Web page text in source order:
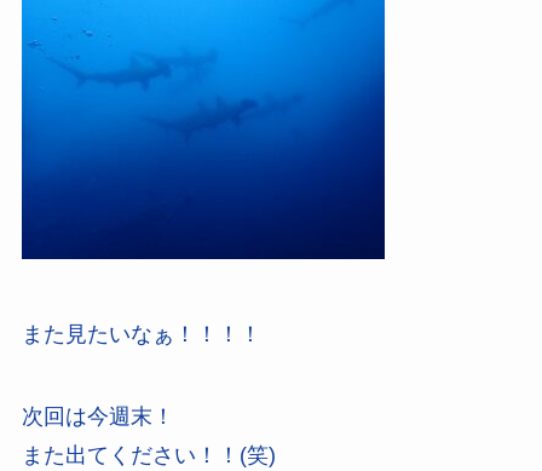
また見たいなぁ！！！！
次回は今週末！
また出てください！！(笑)